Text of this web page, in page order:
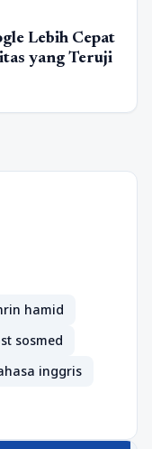
Lebih Cepat
yang Teruji
hamid
sosmed
inggris